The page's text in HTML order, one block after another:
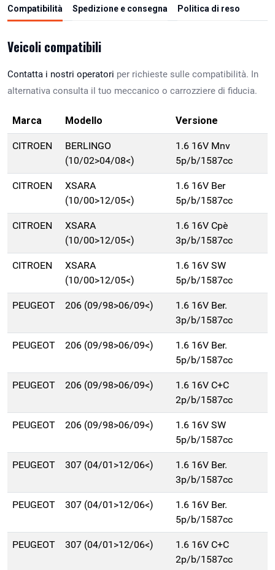
Compatibilità Spedizione e consegna Politica di reso
Veicoli compatibili
Contatta i nostri operatori per richieste sulle compatibilità. In
alternativa consulta il tuo meccanico o carrozziere di fiducia.
Marca Modello Versione
CITROEN
BERLINGO
(10/02>04/08<)
1.6 16V Mnv
5p/b/1587cc
CITROEN
XSARA
(10/00>12/05<)
1.6 16V Ber
5p/b/1587cc
CITROEN
XSARA
(10/00>12/05<)
1.6 16V Cpè
3p/b/1587cc
CITROEN
XSARA
(10/00>12/05<)
1.6 16V SW
5p/b/1587cc
PEUGEOT 206 (09/98>06/09<)
1.6 16V Ber.
3p/b/1587cc
PEUGEOT 206 (09/98>06/09<)
1.6 16V Ber.
5p/b/1587cc
PEUGEOT 206 (09/98>06/09<)
1.6 16V C+C
2p/b/1587cc
PEUGEOT 206 (09/98>06/09<)
1.6 16V SW
5p/b/1587cc
PEUGEOT 307 (04/01>12/06<)
1.6 16V Ber.
3p/b/1587cc
PEUGEOT 307 (04/01>12/06<)
1.6 16V Ber.
5p/b/1587cc
PEUGEOT 307 (04/01>12/06<)
1.6 16V C+C
2p/b/1587cc